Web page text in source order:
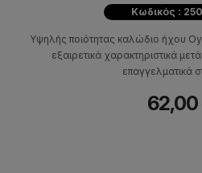
Κωδικός :
Υψηλής ποιότητας καλώδιο ήχου
εξαιρετικά χαρακτηριστικά
επαγγελματικά
62,00